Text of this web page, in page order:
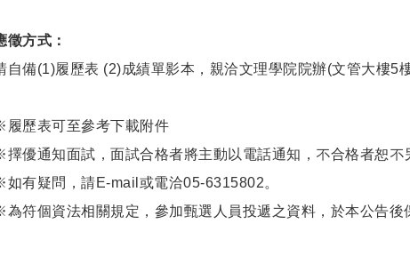
徵方式：
自備(1)履歷表 (2)成績單影本，親洽文理學院院辦(文管大樓5
歷表可至參考下載附件
優通知面試，面試合格者將主動以電話通知，不合格者恕不
有疑問，請E-mail或電洽05-6315802。
符個資法相關規定，參加甄選人員投遞之資料，於本公告後